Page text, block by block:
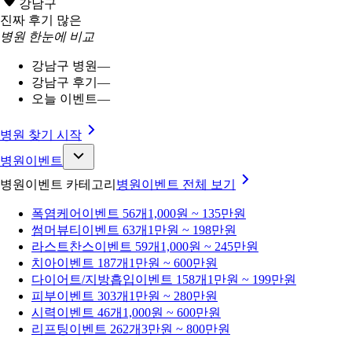
강남구
진짜 후기 많은
병원 한눈에 비교
강남구 병원—
강남구 후기 —
오늘 이벤트—
병원 찾기 시작
병원이벤트
병원이벤트 카테고리 병원이벤트 전체 보기
폭염케어 이벤트 56개 1,000원 ~ 135만원
썸머뷰티 이벤트 63개 1만원 ~ 198만원
라스트찬스이벤트 59개 1,000원 ~ 245만원
치아이벤트 187개 1만원 ~ 600만원
다이어트/지방흡입이벤트 158개 1만원 ~ 199만원
피부이벤트 303개 1만원 ~ 280만원
시력이벤트 46개 1,000원 ~ 600만원
리프팅이벤트 262개3만원 ~ 800만원